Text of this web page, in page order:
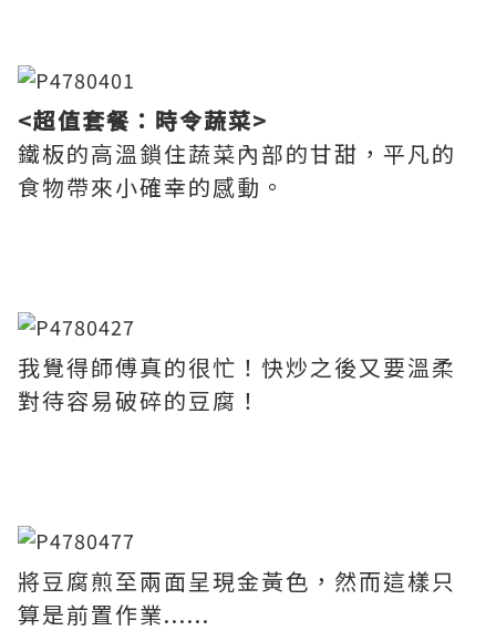
<超值套餐：時令蔬菜>
鐵板的高溫鎖住蔬菜內部的甘甜，平凡的
食物帶來小確幸的感動。
我覺得師傅真的很忙！快炒之後又要溫柔
對待容易破碎的豆腐！
將豆腐煎至兩面呈現金黃色，然而這樣只
算是前置作業......